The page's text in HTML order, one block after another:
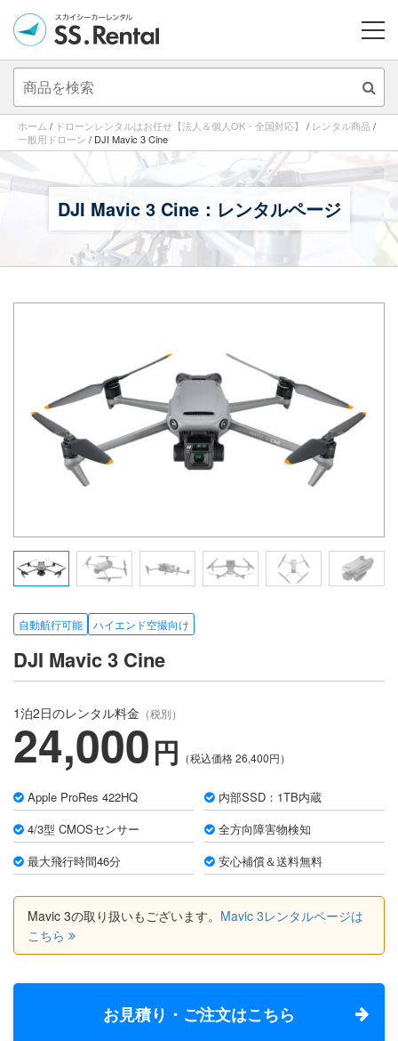
ホーム / ドローンレンタルはお任せ【法人＆個人OK・全国対応】 / レンタル商品 /
一般用ドローン / DJI Mavic 3 Cine
DJI Mavic 3 Cine：レンタルページ
自動航行可能 ハイエンド空撮向け
DJI Mavic 3 Cine
1泊2日のレンタル料金 （税別）
24,000円 （税込価格26,400円）
Apple ProRes 422HQ
内部SSD：1TB内蔵
4/3型 CMOSセンサー
全方向障害物検知
最大飛行時間46分
安心補償＆送料無料
Mavic 3の取り扱いもございます。 Mavic 3レンタルページは
こちら
お見積り・ご注文はこちら